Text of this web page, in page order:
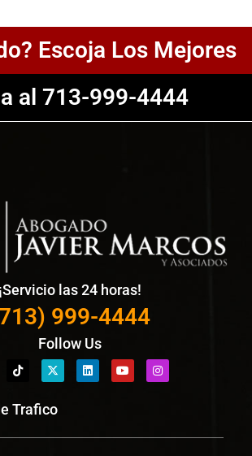
Escoja Los Mejores
al 713-999-4444
¡Servicio las 24 horas!
999-4444
Follow Us
Trafico